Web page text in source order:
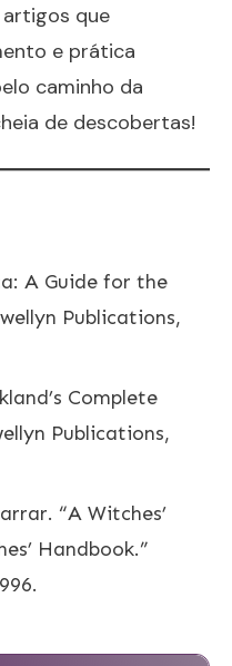
que
e prática
caminho da
de descobertas!
A Guide for the
Publications,
Complete
Publications,
“A Witches’
Handbook.”